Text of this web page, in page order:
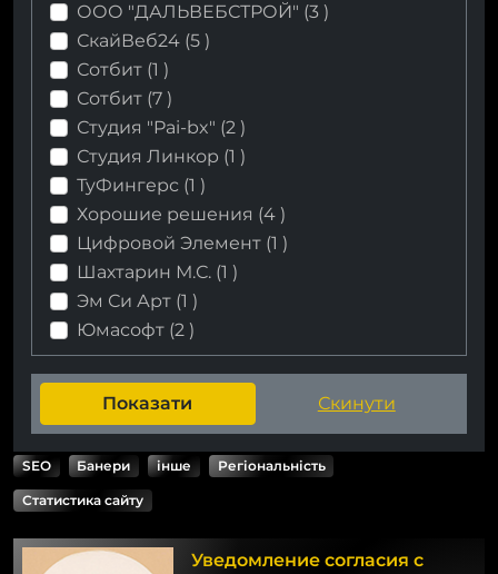
ООО "ДАЛЬВЕБСТРОЙ" (3 )
СкайВеб24 (5 )
Сотбит (1 )
Сотбит (7 )
Студия "Pai-bx" (2 )
Студия Линкор (1 )
ТуФингерс (1 )
Хорошие решения (4 )
Цифровой Элемент (1 )
Шахтарин М.С. (1 )
Эм Си Арт (1 )
Юмасофт (2 )
SEO Банери інше Регіональність
Статистика сайту
Уведомление согласия с